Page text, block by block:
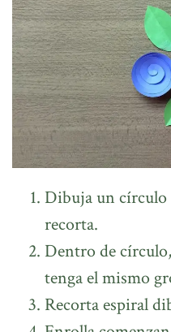
Dibuja un círculo
recorta.
Dentro de
tenga el mismo
Recorta espiral